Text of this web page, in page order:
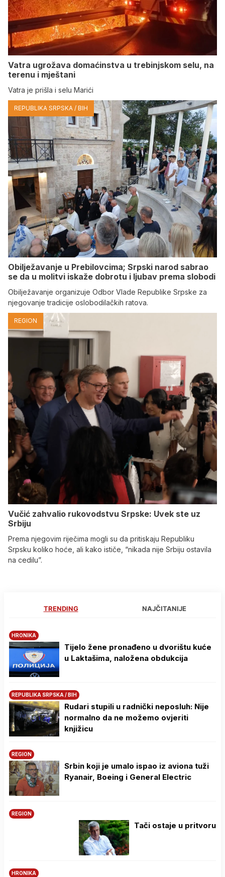
Vatra ugrožava domaćinstva u trebinjskom selu, na
terenu i mještani
Vatra je prišla i selu Marići
REPUBLIKA SRPSKA / BIH
Obilježavanje u Prebilovcima; Srpski narod sabrao
se da u molitvi iskaže dobrotu i ljubav prema slobodi
Obilježavanje organizuje Odbor Vlade Republike Srpske za
njegovanje tradicije oslobodilačkih ratova.
REGION
Vučić zahvalio rukovodstvu Srpske: Uvek ste uz
Srbiju
Prema njegovim riječima mogli su da pritiskaju Republiku
Srpsku koliko hoće, ali kako ističe, “nikada nije Srbiju ostavila
na cedilu”.
TRENDING NAJČITANIJE
HRONIKA
Tijelo žene pronađeno u dvorištu kuće
u Laktašima, naložena obdukcija
REPUBLIKA SRPSKA / BIH
Rudari stupili u radnički neposluh: Nije
normalno da ne možemo ovjeriti
knjižicu
REGION
Srbin koji je umalo ispao iz aviona tuži
Ryanair, Boeing i General Electric
REGION
Tači ostaje u pritvoru
HRONIKA